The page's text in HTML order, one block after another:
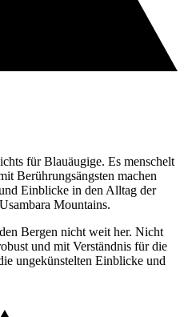
für Blauäugige. Es menschelt
Berührungsängsten machen
Einblicke in den Alltag der
Mountains.
Bergen nicht weit her. Nicht
und mit Verständnis für die
ungekünstelten Einblicke und